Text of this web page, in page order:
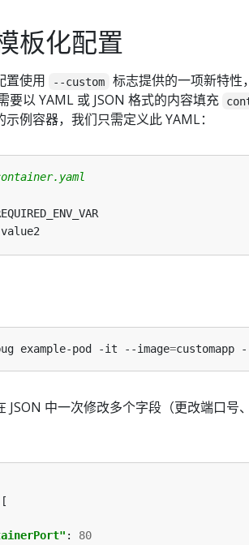
板化配置
置使用 --custom 标志提供的一项新特性
要以 YAML 或 JSON 格式的内容填充
例容器，我们只需定义此 YAML：
value2
example-pod -it --image=customapp
JSON 中一次修改多个字段（更改端口号
: 80